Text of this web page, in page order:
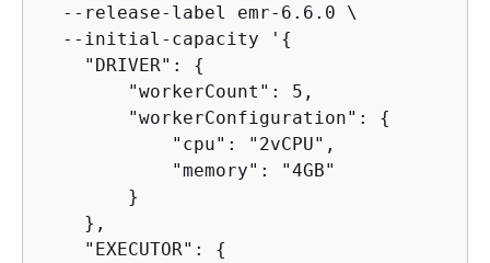
  --release-label emr-6.6.0 \
  --initial-capacity '
{
    "DRIVER":
{
        "workerCount": 5,
        "workerConfiguration":
{
            "cpu": "2vCPU",
            "memory": "4GB"
        }
    },
    "EXECUTOR":
{